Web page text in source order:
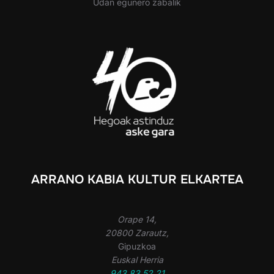
Udan egunero zabalik
ARRANO KABIA KULTUR ELKARTEA
Orape 14,
20800 Zarautz,
Gipuzkoa
Euskal Herria